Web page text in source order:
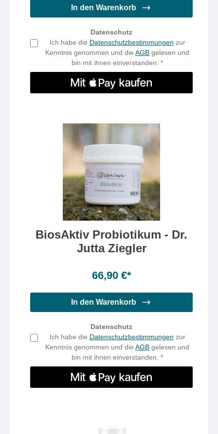
In den Warenkorb
Datenschutz
Ich habe die Datenschutzbestimmungen zur
Kenntnis genommen und die AGB gelesen und
bin mit ihnen einverstanden. *
BiosAktiv Probiotikum - Dr.
Jutta Ziegler
66,90 €*
In den Warenkorb
Datenschutz
Ich habe die Datenschutzbestimmungen zur
Kenntnis genommen und die AGB gelesen und
bin mit ihnen einverstanden. *